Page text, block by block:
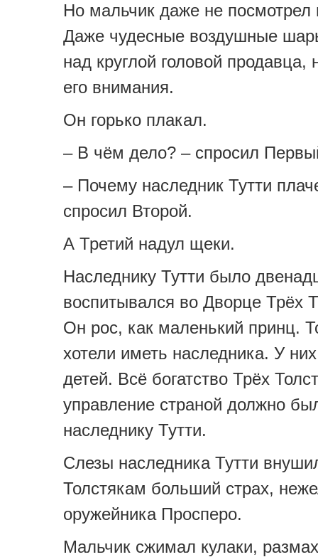
Но мальчик даже не посмотрел
Даже чудесные воздушные
над круглой головой продавца,
его внимания.
Он горько плакал.
– В чём дело? – спросил
– Почему наследник Тутти
спросил Второй.
А Третий надул щеки.
Наследнику Тутти было
воспитывался во Дворце Трёх
Он рос, как маленький принц.
хотели иметь наследника. У
детей. Всё богатство Трёх
управление страной должно
наследнику Тутти.
Слезы наследника Тутти
Толстякам больший страх,
оружейника Просперо.
Мальчик сжимал кулаки,